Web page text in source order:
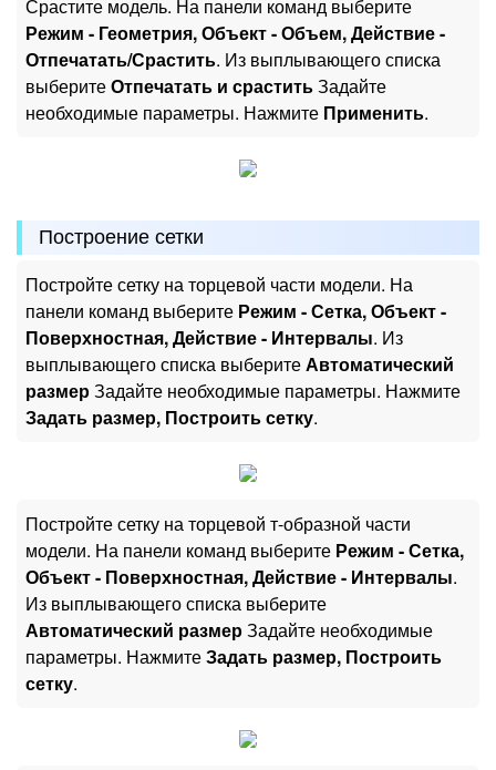
Срастите модель. На панели команд выберите
Режим - Геометрия, Объект - Объем, Действие -
Отпечатать/Срастить. Из выплывающего списка
выберитеОтпечатать и сраститьЗадайте
необходимые параметры. Нажмите Применить.
Построение сетки
Постройте сетку на торцевой части модели. На
панели команд выберите Режим - Сетка, Объект -
Поверхностная, Действие - Интервалы. Из
выплывающего списка выберитеАвтоматический
размерЗадайте необходимые параметры. Нажмите
Задать размер, Построить сетку.
Постройте сетку на торцевой т-образной части
модели. На панели команд выберите Режим - Сетка,
Объект - Поверхностная, Действие - Интервалы.
Из выплывающего списка выберите
Автоматический размерЗадайте необходимые
параметры. НажмитеЗадать размер, Построить
сетку.